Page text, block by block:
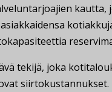
kautta,
tekijä, joka
siirtokustannukset.